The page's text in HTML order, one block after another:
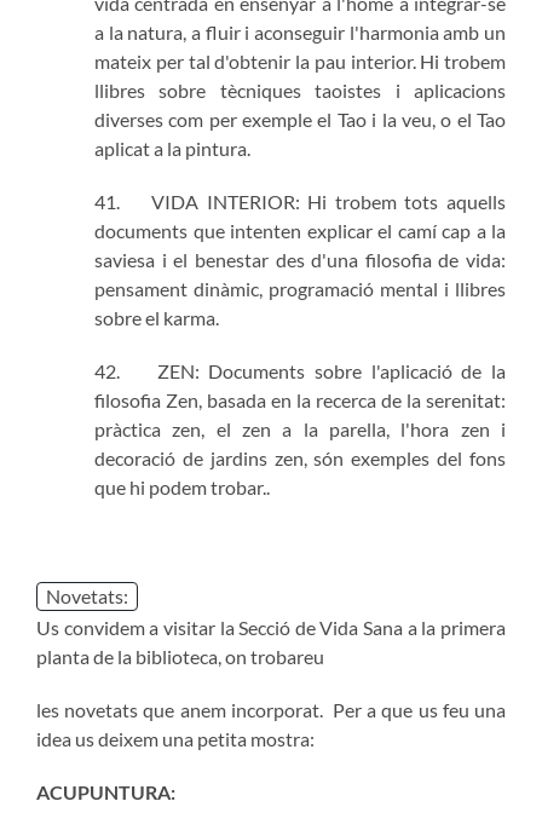
a la natura, a fluir i aconseguir l'harmonia amb un
mateix per tal d'obtenir la pau interior. Hi trobem
llibres sobre tècniques taoistes i aplicacions
diverses com per exemple el Tao i la veu, o el Tao
aplicat a la pintura.
41. VIDA INTERIOR: Hi trobem tots aquells
documents que intenten explicar el camí cap a la
saviesa i el benestar des d'una filosofia de vida:
pensament dinàmic, programació mental i llibres
sobre el karma.
42. ZEN: Documents sobre l'aplicació de la
filosofia Zen, basada en la recerca de la serenitat:
pràctica zen, el zen a la parella, l'hora zen i
decoració de jardins zen, són exemples del fons
que hi podem trobar..
Novetats:
Us convidem a visitar la Secció de Vida Sana a la primera
planta de la biblioteca, on trobareu
les novetats que anem incorporat. Per a que us feu una
idea us deixem una petita mostra:
ACUPUNTURA: